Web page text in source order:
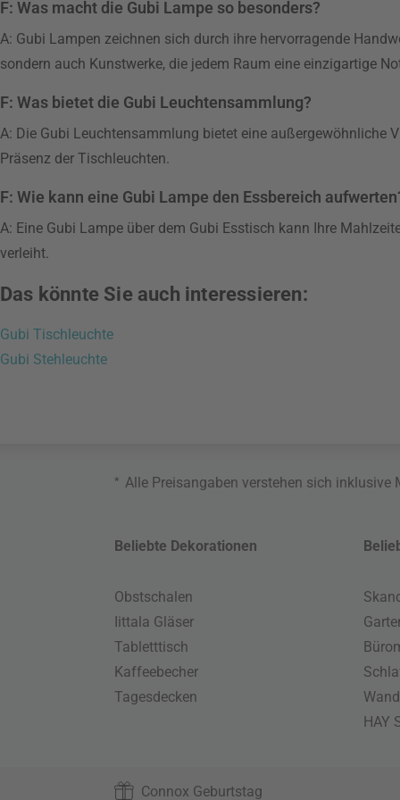
F: Was macht die Gubi Lampe so besonders?
A: Gubi Lampen zeichnen sich durch ihre hervorragende
sondern auch Kunstwerke, die jedem Raum eine einzigartige
F: Was bietet die Gubi Leuchtensammlung?
A: Die Gubi Leuchtensammlung bietet eine außergewöhnliche
Präsenz der Tischleuchten.
F: Wie kann eine Gubi Lampe den Essbereich
A: Eine Gubi Lampe über dem Gubi Esstisch kann Ihre
verleiht.
Das könnte Sie auch interessieren:
Gubi Tischleuchte
Gubi Stehleuchte
* Alle Preisangaben verstehen sich
Beliebte Dekorationen
Obstschalen
Iittala Gläser
Tabletttisch
Kaffeebecher
Tagesdecken
HAY
Connox Geburtstag